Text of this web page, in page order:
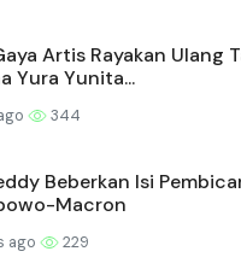
Artis Rayakan Ulang
Yura Yunita...
344
Beberkan Isi
Macron
ago 229